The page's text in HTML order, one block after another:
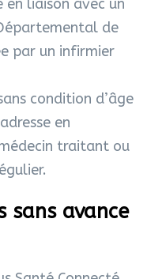
liaison avec un
de
par un infirmier
condition d’âge
en
traitant ou
sans avance